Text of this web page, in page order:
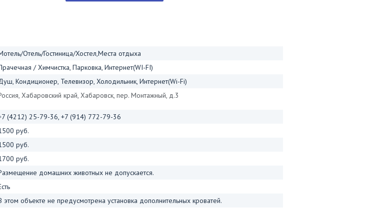
Отель/Гостиница/Хостел,Места отдыха
/ Химчистка, Парковка, Интернет(WI-FI)
Кондиционер, Телевизор, Холодильник, Интернет(Wi-Fi)
Хабаровский край, Хабаровск, пер. Монтажный, д.3
(4212) 25-79-36, +7 (914) 772-79-36
руб.
руб.
руб.
домашних животных не допускается.
этом объекте не предусмотрена установка дополнительных кроватей.